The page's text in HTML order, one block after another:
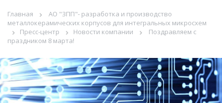
Главная
АО "ЗПП"- разработка и производство
металлокерамических корпусов для интегральных микросхем
Пресс-центр
Новости компании
Поздравляем с
праздником 8 марта!